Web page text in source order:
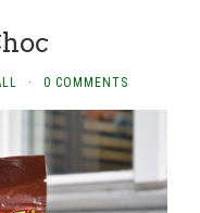
· 0 COMMENTS